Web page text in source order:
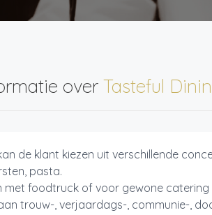
over Tasteful
de klant kiezen uit verschillende
pasta.
met foodtruck of voor gewone catering
trouw-, verjaardags-, communie-,